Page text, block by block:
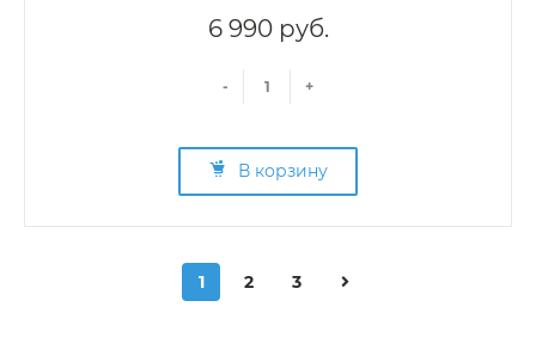
6 990 руб.
- +
В корзину
1 2 3